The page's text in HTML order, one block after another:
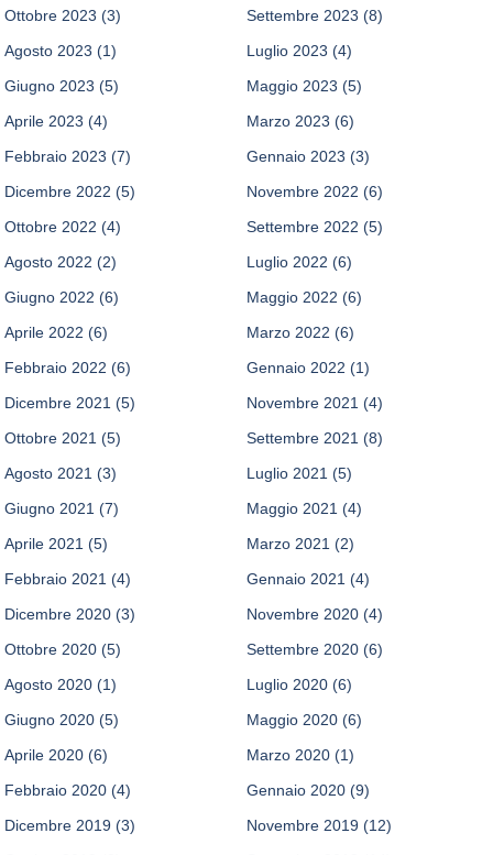
Ottobre 2023 (3) Settembre 2023 (8)
Agosto 2023 (1) Luglio 2023 (4)
Giugno 2023 (5) Maggio 2023 (5)
Aprile 2023 (4) Marzo 2023 (6)
Febbraio 2023 (7) Gennaio 2023 (3)
Dicembre 2022 (5) Novembre 2022 (6)
Ottobre 2022 (4) Settembre 2022 (5)
Agosto 2022 (2) Luglio 2022 (6)
Giugno 2022 (6) Maggio 2022 (6)
Aprile 2022 (6) Marzo 2022 (6)
Febbraio 2022 (6) Gennaio 2022 (1)
Dicembre 2021 (5) Novembre 2021 (4)
Ottobre 2021 (5) Settembre 2021 (8)
Agosto 2021 (3) Luglio 2021 (5)
Giugno 2021 (7) Maggio 2021 (4)
Aprile 2021 (5) Marzo 2021 (2)
Febbraio 2021 (4) Gennaio 2021 (4)
Dicembre 2020 (3) Novembre 2020 (4)
Ottobre 2020 (5) Settembre 2020 (6)
Agosto 2020 (1) Luglio 2020 (6)
Giugno 2020 (5) Maggio 2020 (6)
Aprile 2020 (6) Marzo 2020 (1)
Febbraio 2020 (4) Gennaio 2020 (9)
Dicembre 2019 (3) Novembre 2019 (12)